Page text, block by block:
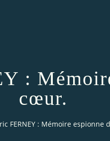
:
cœur.
FERNEY : Mémoire espionne